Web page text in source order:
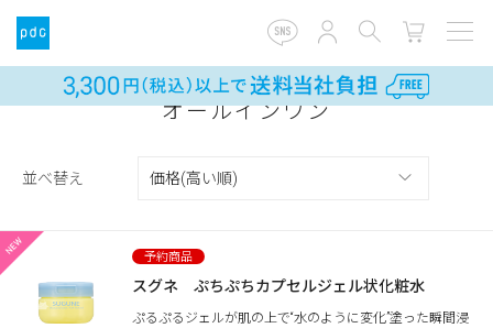
オールインワン
並べ替え
スグネ ぷちぷちカプセルジェル状化粧水
ぷるぷるジェルが肌の上で“水のように変化”塗った瞬間浸